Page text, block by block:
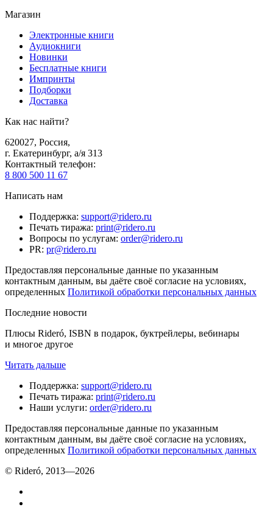
Магазин
Электронные книги
Аудиокниги
Новинки
Бесплатные книги
Импринты
Подборки
Доставка
Как нас найти?
620027, Россия,
г. Екатеринбург, а/я 313
Контактный телефон:
8 800 500 11 67
Написать нам
Поддержка: support@ridero.ru
Печать тиража: print@ridero.ru
Вопросы по услугам: order@ridero.ru
PR: pr@ridero.ru
Предоставляя персональные данные по указанным
контактным данным, вы даёте своё согласие на условиях,
определенных Политикой обработки персональных данных
Последние новости
Плюсы Rideró, ISBN в подарок, буктрейлеры, вебинары
и многое другое
Читать дальше
Поддержка: support@ridero.ru
Печать тиража: print@ridero.ru
Наши услуги: order@ridero.ru
Предоставляя персональные данные по указанным
контактным данным, вы даёте своё согласие на условиях,
определенных Политикой обработки персональных данных
© Rideró, 2013—2026